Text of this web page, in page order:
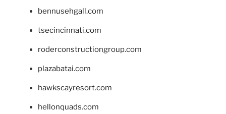
bennusehgall.com
tsecincinnati.com
roderconstructiongroup.com
plazabatai.com
hawkscayresort.com
hellonquads.com